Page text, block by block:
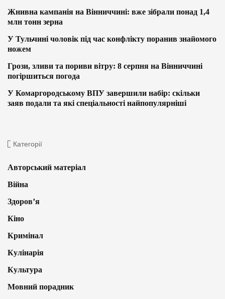
Жнивна кампанія на Вінниччині: вже зібрали понад 1,4
млн тонн зерна
У Тульчині чоловік під час конфлікту поранив знайомого
ножем
Грози, зливи та пориви вітру: 8 серпня на Вінниччині
погіршиться погода
У Комаргородському ВПУ завершили набір: скільки
заяв подали та які спеціальності найпопулярніші
Категорії
Авторський матеріал
Війна
Здоров’я
Кіно
Кримінал
Кулінарія
Культура
Мовний порадник